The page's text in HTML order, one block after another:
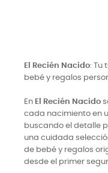
El Recién Nacido: Tu
bebé y regalos
En El Recién Nacido
cada nacimiento en
buscando el detalle
una cuidada
de bebé y regalos
desde el primer